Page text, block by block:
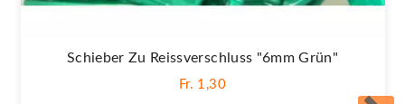
Schieber Zu Reissverschluss "6mm Grün"
Fr. 1,30